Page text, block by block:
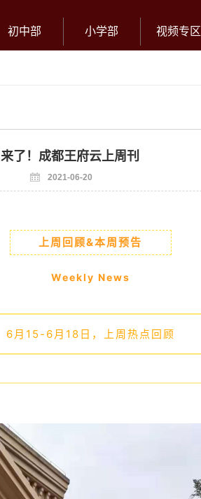
初中部 小学部 视频专区
来了！成都王府云上周刊
2021-06-20
上周回顾&本周预告
Weekly News
6月15-6月18日，上周热点回顾